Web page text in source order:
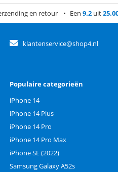
en retour Een 9.2 uit
klantenservice@shop4.nl
Populaire categorieën
iPhone 14
iPhone 14 Plus
iPhone 14 Pro
iPhone 14 Pro Max
iPhone SE (2022)
Samsung Galaxy A52s